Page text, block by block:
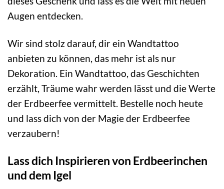
Augen entdecken.
Wir sind stolz darauf, dir ein Wandtattoo
anbieten zu können, das mehr ist als nur
Dekoration. Ein Wandtattoo, das Geschichten
erzählt, Träume wahr werden lässt und die Werte
der Erdbeerfee vermittelt. Bestelle noch heute
und lass dich von der Magie der Erdbeerfee
verzaubern!
Lass dich Inspirieren von Erdbeerinchen
und dem Igel